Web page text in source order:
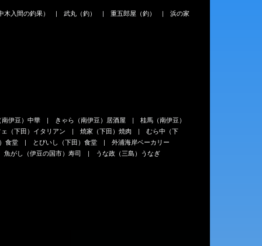
木入間の釣果） 武丸（釣） 重五郎屋（釣） 浜の家
南伊豆）中華 きゃら（南伊豆）居酒屋
桂馬（南伊豆）
（下田）イタリアン
焼家（下田）焼肉
むら中（下
食堂
とびいし（下田）食堂
外浦海岸ベーカリー
魚がし（伊豆の国市）寿司
うな政（三島）うなぎ